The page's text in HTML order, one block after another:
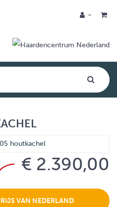
€ 2.390,00
VAN NEDERLAND